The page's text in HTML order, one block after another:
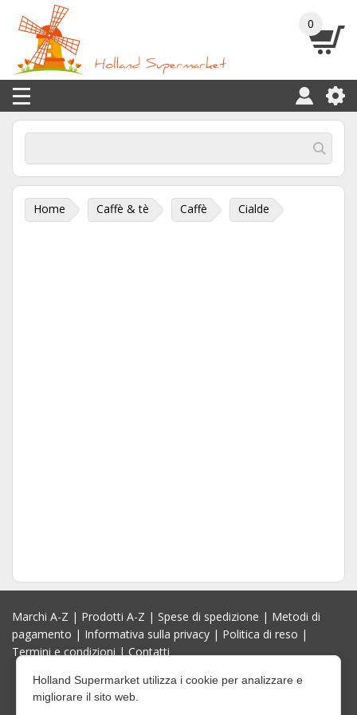
0
Home Caffè & tè Caffè Cialde
Marchi A-Z | Prodotti A-Z | Spese di spedizione | Metodi di
pagamento | Informativa sulla privacy | Politica di reso |
Termini e condizioni|Contatti
Holland Supermarket utilizza i cookie per analizzare e
migliorare il sito web.